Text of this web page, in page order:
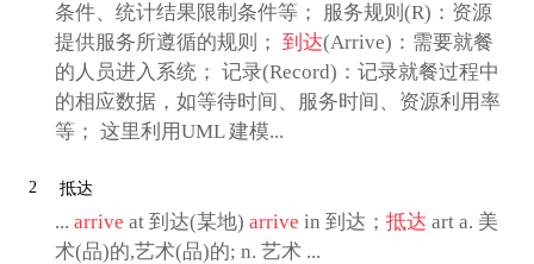
条件、统计结果限制条件等； 服务规则(R)：资源
提供服务所遵循的规则； 到达(Arrive)：需要就餐
的人员进入系统； 记录(Record)：记录就餐过程中
的相应数据，如等待时间、服务时间、资源利用率
等； 这里利用UML 建模...
2 抵达
... arrive at 到达(某地) arrive in 到达； 抵达 art a. 美
术(品)的,艺术(品)的; n. 艺术 ...